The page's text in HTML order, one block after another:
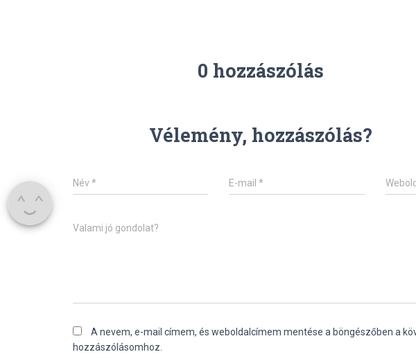
0 hozzászólás
Vélemény, hozzászólás?
Név* E-mail*
Valami jó gondolat?
A nevem, e-mail címem, és weboldalcímem mentése a böngészőben a
hozzászólásomhoz.